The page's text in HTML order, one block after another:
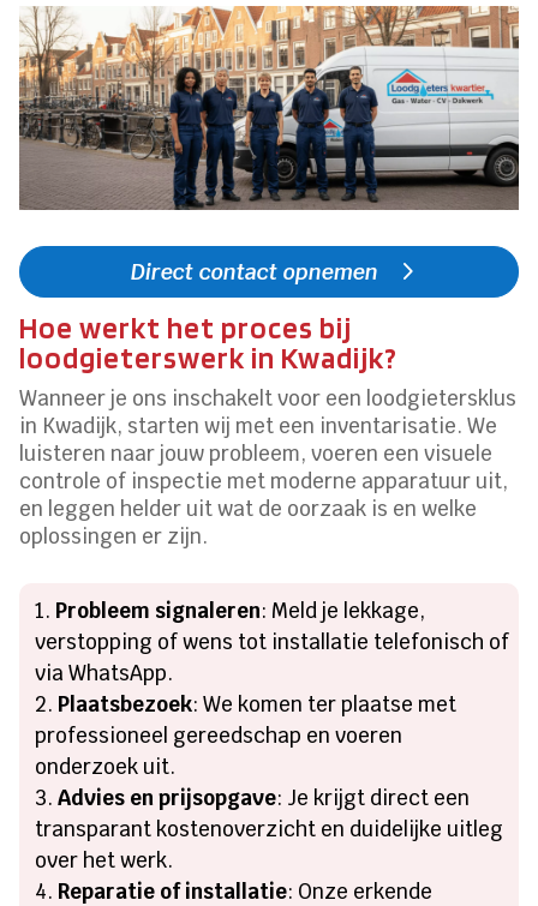
Direct contact opnemen
Hoe werkt het proces bij
loodgieterswerk in Kwadijk?
Wanneer je ons inschakelt voor een loodgietersklus
in Kwadijk, starten wij met een inventarisatie. We
luisteren naar jouw probleem, voeren een visuele
controle of inspectie met moderne apparatuur uit,
en leggen helder uit wat de oorzaak is en welke
oplossingen er zijn.
Probleem signaleren: Meld je lekkage,
verstopping of wens tot installatie telefonisch of
via WhatsApp.
Plaatsbezoek: We komen ter plaatse met
professioneel gereedschap en voeren
onderzoek uit.
Advies en prijsopgave: Je krijgt direct een
transparant kostenoverzicht en duidelijke uitleg
over het werk.
Reparatie of installatie: Onze erkende